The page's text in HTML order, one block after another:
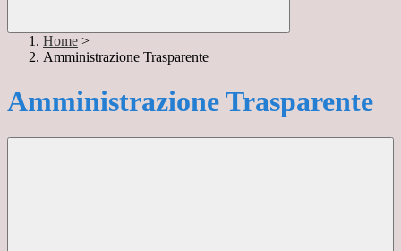
Home >
Amministrazione Trasparente
Amministrazione Trasparente